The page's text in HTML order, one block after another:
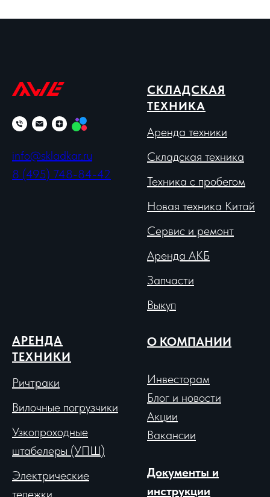
info@skladkar.ru
8 (495) 748-84-42
СКЛАДСКАЯ
ТЕХНИКА
Аренда техники
Складская техника
Техника с пробегом
Новая техника Китай
Сервис и ремонт
Аренда АКБ
Запчасти
Выкуп
АРЕНДА
ТЕХНИКИ
Ричтраки
Вилочные погрузчики
Узкопроходные
штабелеры (УПШ)
Электрические
О КОМПАНИИ
Инвесторам
Блог и новости
Акции
Вакансии
Документы и
инструкции